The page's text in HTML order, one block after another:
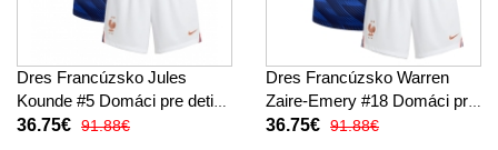
Dres Francúzsko Jules
Kounde #5 Domáci pre deti
MS 2026 Krátky Rukáv (+
36.75€ 91.88€
Dres Francúzsko Warren
Zaire-Emery #18 Domáci pre
deti MS 2026 Krátky Rukáv
36.75€ 91.88€